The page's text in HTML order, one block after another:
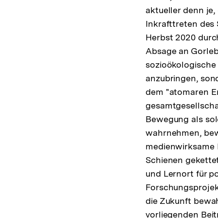
aktueller denn
Inkrafttreten des
Herbst 2020
Absage an
anzubringen,
dem "atomaren
Bewegung als
wahrnehmen,
medienwirksame
Schienen
und Lernort für
die Zukunft
vorliegenden